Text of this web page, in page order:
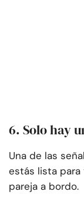
6. Solo hay
Una de las
estás lista
pareja a bordo.